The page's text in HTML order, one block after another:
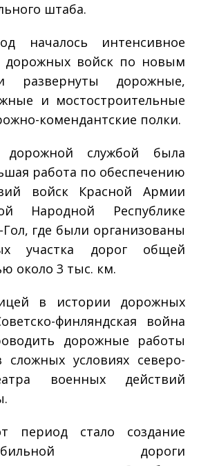
штаба.
началось интенсивное
дорожных войск по новым
развернуты дорожные,
и мостостроительные
комендантские полки.
службой была
работа по обеспечению
войск Красной Армии
Народной Республике
Гол, где были организованы
участка дорог общей
около 3 тыс. км.
в истории дорожных
финляндская война
дорожные работы
сложных условиях северо-
военных действий
период стало создание
дороги